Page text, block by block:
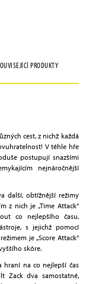
PRODUKTY
cest, z nichž každá
V téhle hře
postupují snazšími
nejnáročnější
další, obtížnější režimy
z nich je „Time Attack“
co nejlepšího času.
s jejichž pomocí
je „Score Attack“
skóre.
hraní na co nejlepší čas
Zack dva samostatné,